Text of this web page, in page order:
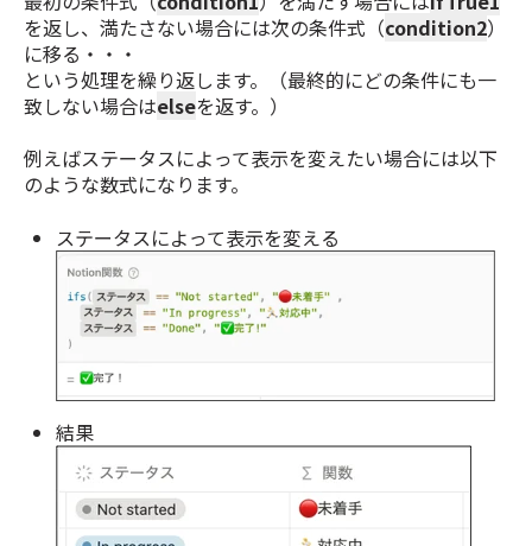
を返し、満たさない場合には次の条件式（condition2）
に移る・・・
という処理を繰り返します。（最終的にどの条件にも一
致しない場合はelseを返す。）
例えばステータスによって表示を変えたい場合には以下
のような数式になります。
ステータスによって表示を変える
結果